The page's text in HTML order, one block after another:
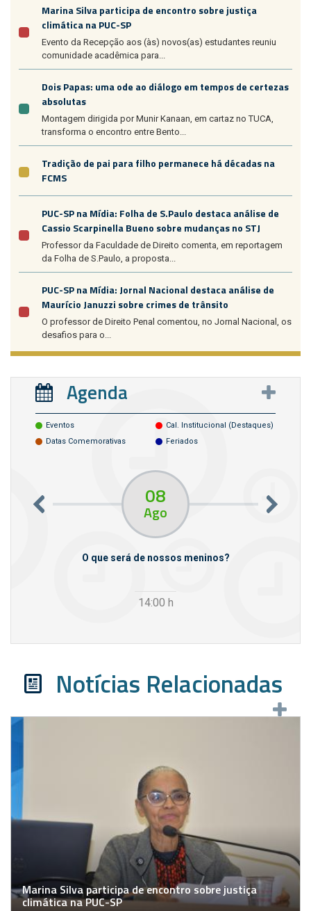
Marina Silva participa de encontro sobre justiça
climática na PUC-SP
Evento da Recepção aos (às) novos(as) estudantes reuniu
comunidade acadêmica para...
Dois Papas: uma ode ao diálogo em tempos de certezas
absolutas
Montagem dirigida por Munir Kanaan, em cartaz no TUCA,
transforma o encontro entre Bento...
Tradição de pai para filho permanece há décadas na
FCMS
PUC-SP na Mídia: Folha de S.Paulo destaca análise de
Cassio Scarpinella Bueno sobre mudanças no STJ
Professor da Faculdade de Direito comenta, em reportagem
da Folha de S.Paulo, a proposta...
PUC-SP na Mídia: Jornal Nacional destaca análise de
Maurício Januzzi sobre crimes de trânsito
O professor de Direito Penal comentou, no Jornal Nacional, os
desafios para o...
Agenda
Eventos
Cal. Institucional (destaques)
Datas Comemorativas
Feriados
08
Ago
O que será de nossos meninos?
14:00 h
Notícias Relacionadas
Marina Silva participa de encontro sobre justiça
climática na PUC-SP